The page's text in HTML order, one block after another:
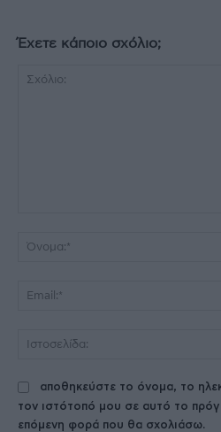
Έχετε κάποιο σχόλιο;
αποθηκεύστε το όνομα, το
τον ιστότοπό μου σε αυτό το
επόμενη φορά που θα σχολιάσω.